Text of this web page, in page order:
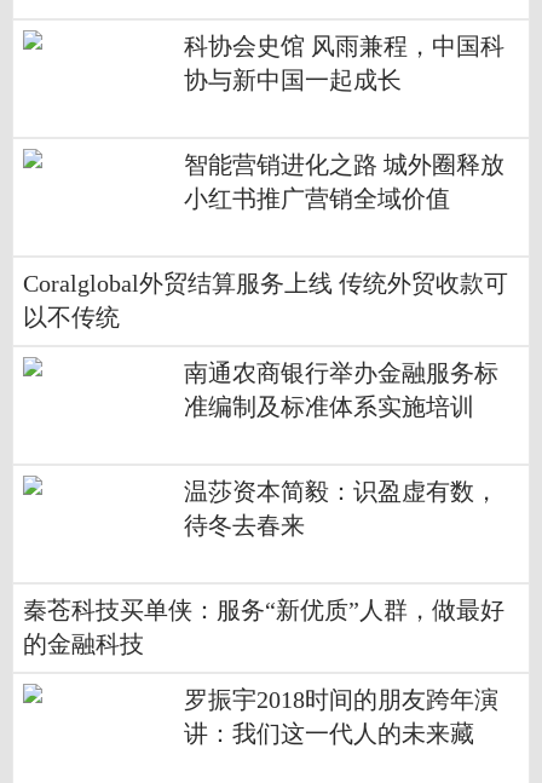
科协会史馆 风雨兼程，中国科
协与新中国一起成长
智能营销进化之路 城外圈释放
小红书推广营销全域价值
Coralglobal外贸结算服务上线 传统外贸收款可
以不传统
南通农商银行举办金融服务标
准编制及标准体系实施培训
​温莎资本简毅：识盈虚有数，
待冬去春来
秦苍科技买单侠：服务“新优质”人群，做最好
的金融科技
罗振宇2018时间的朋友跨年演
讲：我们这一代人的未来藏